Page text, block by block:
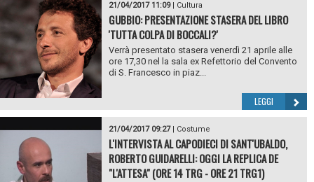
21/04/2017 11:09| Cultura
GUBBIO: PRESENTAZIONE STASERA DEL LIBRO
'TUTTA COLPA DI BOCCALI?'
Verrà presentato stasera venerdì 21 aprile alle
ore 17,30 nel la sala ex Refettorio del Convento
di S. Francesco in piaz...
LEGGI
21/04/2017 09:27| Costume
L'INTERVISTA AL CAPODIECI DI SANT'UBALDO,
ROBERTO GUIDARELLI: OGGI LA REPLICA DE
"L'ATTESA" (ORE 14 TRG - ORE 21 TRG1)